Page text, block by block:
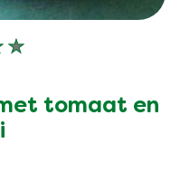
tomaat en